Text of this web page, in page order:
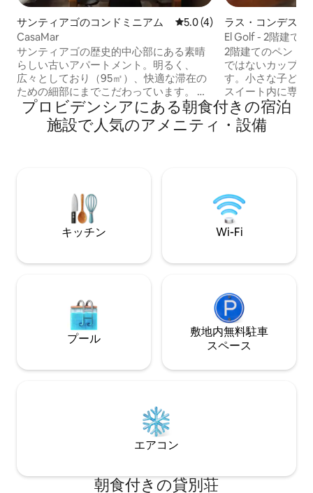
サンティアゴのコンドミニアム レビュー4件、5つ星中5.0つ
5.0 (4)
CasaMar
サンティアゴの歴史的中心部にある素晴
らしい古いアパートメント。明るく、
広々としており（95㎡）、快適な滞在の
ための細部にまでこだわっています。 美
しいラスタリア・ベジャス・アルテス地
区の中心部に位置し、地下鉄ベジャス・
アルテス駅、フォレスタル公園、サン
心部にある隠れ家的な場所で、愛情と細
部へのこだわりが感じられる各スペース
が、快適な滞在を提供します。
ラス・コンデスの
El Golf - 2階建て
ラマジャグジー
2階建てのペント
ではないカップル
す。小さな子ども
スイート内に専用
が1室あります。2
ベッド2台がある
り、1階には2つ
す。7泊以上の場
無料のSCL送迎サ
けます。
プロビデンシアにある朝食付きの宿泊
施設で人気のアメニティ・設備
キッチン Wi-Fi
プール
敷地内無料駐⁠車
ス⁠ペ⁠ー⁠ス
エアコン
朝食付きの貸別荘